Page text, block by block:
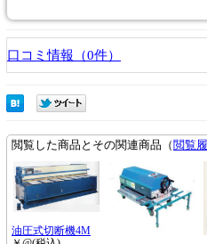
口コミ情報（0件）